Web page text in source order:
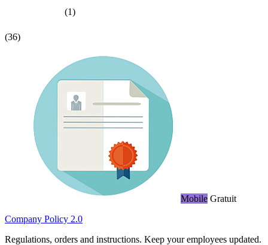
(1)
(36)
Mobile Gratuit
Company Policy 2.0
Regulations, orders and instructions. Keep your employees updated.